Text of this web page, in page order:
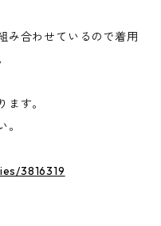
み合わせているので着用
す。
3816319